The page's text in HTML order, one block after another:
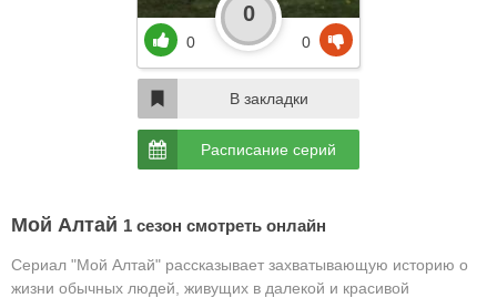
Мой Алтай 1 сезон смотреть онлайн
Сериал "Мой Алтай" рассказывает захватывающую историю о
жизни обычных людей, живущих в далекой и красивой
0
0
0
В закладки
Расписание серий